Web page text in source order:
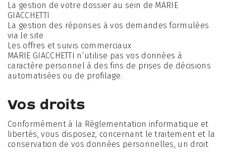
La gestion de votre dossier au sein de MARIE
GIACCHETTI
La gestion des réponses à vos demandes formulées
via le site
Les offres et suivis commerciaux
MARIE GIACCHETTI n’utilise pas vos données à
caractère personnel à des fins de prises de décisions
automatisées ou de profilage.
Vos droits
Conformément à la Règlementation informatique et
libertés, vous disposez, concernant le traitement et la
conservation de vos données personnelles, un droit